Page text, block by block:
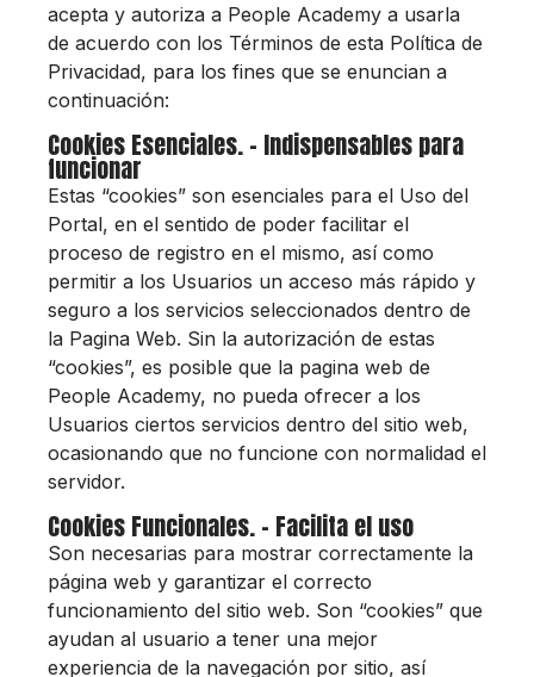
acepta y autoriza a People Academy a usarla
de acuerdo con los Términos de esta Política de
Privacidad, para los fines que se enuncian a
continuación:
Cookies Esenciales. - Indispensables para
funcionar
Estas “cookies” son esenciales para el Uso del
Portal, en el sentido de poder facilitar el
proceso de registro en el mismo, así como
permitir a los Usuarios un acceso más rápido y
seguro a los servicios seleccionados dentro de
la Pagina Web. Sin la autorización de estas
“cookies”, es posible que la pagina web de
People Academy, no pueda ofrecer a los
Usuarios ciertos servicios dentro del sitio web,
ocasionando que no funcione con normalidad el
servidor.
Cookies Funcionales. - Facilita el uso
Son necesarias para mostrar correctamente la
página web y garantizar el correcto
funcionamiento del sitio web. Son “cookies” que
ayudan al usuario a tener una mejor
experiencia de la navegación por sitio, así